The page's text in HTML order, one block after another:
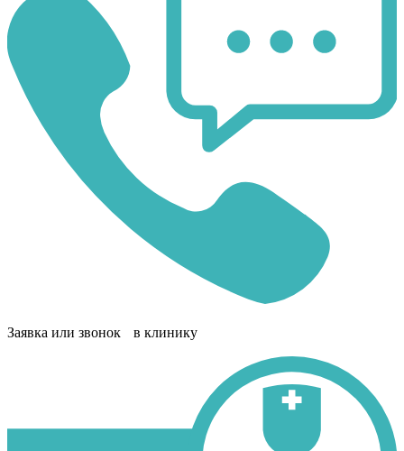
Заявка или звонок в клинику